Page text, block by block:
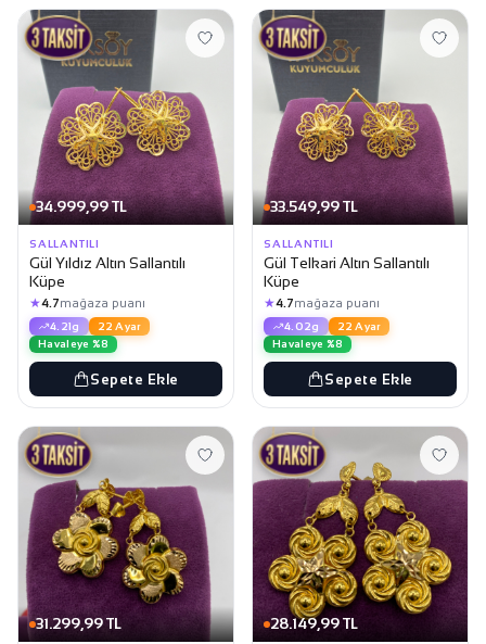
34.999,99 TL
SALLANTILI
Gül Yıldız Altın Sallantılı
Küpe
★4.7mağaza puanı
4.21g
22 Ayar
Havaleye %8
Sepete Ekle
33.549,99 TL
SALLANTILI
Gül Telkari Altın Sallantılı
Küpe
★4.7mağaza puanı
4.02g
22 Ayar
Havaleye %8
Sepete Ekle
31.299,99 TL 28.149,99 TL